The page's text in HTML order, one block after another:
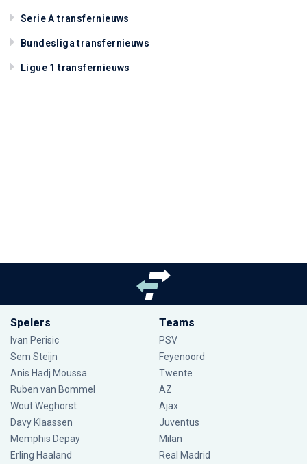
Serie A transfernieuws
Bundesliga transfernieuws
Ligue 1 transfernieuws
Spelers
Ivan Perisic
Sem Steijn
Anis Hadj Moussa
Ruben van Bommel
Wout Weghorst
Davy Klaassen
Memphis Depay
Erling Haaland
Teams
PSV
Feyenoord
Twente
AZ
Ajax
Juventus
Milan
Real Madrid